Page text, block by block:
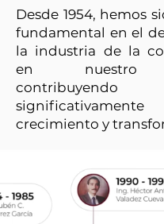
Desde 1954, hemos
fundamental en el
la industria de la
en nuestro
contribuyendo
crecimiento y